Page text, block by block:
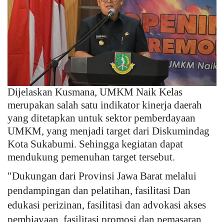
Dijelaskan Kusmana, UMKM Naik Kelas
merupakan salah satu indikator kinerja daerah
yang ditetapkan untuk sektor pemberdayaan
UMKM, yang menjadi target dari Diskumindag
Kota Sukabumi. Sehingga kegiatan dapat
mendukung pemenuhan target tersebut.
"Dukungan dari Provinsi Jawa Barat melalui
pendampingan dan pelatihan, fasilitasi Dan
edukasi perizinan, fasilitasi dan advokasi akses
pembiayaan, fasilitasi promosi dan pemasaran,